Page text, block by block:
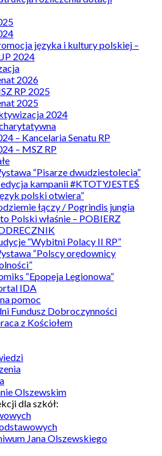
języka i kultury polskiej –
2024
2026
RP 2025
2025
2024
– Kancelaria Senatu RP
– MSZ RP
“Pisarze dwudziestolecia”
edycja kampanii #KTOTYJESTEŚ
polski otwiera”
łączy / Pogrindis jungia
Polski właśnie – POBIERZ
“Wybitni Polacy II RP”
“Polscy orędownicy
“Epopeja Legionowa”
IDA
pomoc
Fundusz Dobroczynności
z Kościołem
Olszewskim
dla szkół:
Jana Olszewskiego